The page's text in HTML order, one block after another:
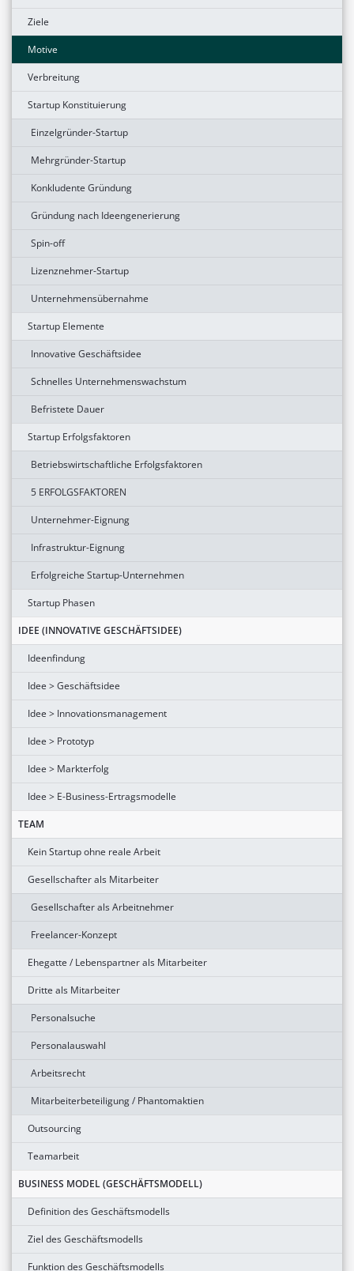
Ziele
Motive
Verbreitung
Startup Konstituierung
Einzelgründer-Startup
Mehrgründer-Startup
Konkludente Gründung
Gründung nach Ideengenerierung
Spin-off
Lizenznehmer-Startup
Unternehmensübernahme
Startup Elemente
Innovative Geschäftsidee
Schnelles Unternehmenswachstum
Befristete Dauer
Startup Erfolgsfaktoren
Betriebswirtschaftliche Erfolgsfaktoren
5 ERFOLGSFAKTOREN
Unternehmer-Eignung
Infrastruktur-Eignung
Erfolgreiche Startup-Unternehmen
Startup Phasen
IDEE (INNOVATIVE GESCHÄFTSIDEE)
Ideenfindung
Idee > Geschäftsidee
Idee > Innovationsmanagement
Idee > Prototyp
Idee > Markterfolg
Idee > E-Business-Ertragsmodelle
TEAM
Kein Startup ohne reale Arbeit
Gesellschafter als Mitarbeiter
Gesellschafter als Arbeitnehmer
Freelancer-Konzept
Ehegatte / Lebenspartner als Mitarbeiter
Dritte als Mitarbeiter
Personalsuche
Personalauswahl
Arbeitsrecht
Mitarbeiterbeteiligung / Phantomaktien
Outsourcing
Teamarbeit
BUSINESS MODEL (GESCHÄFTSMODELL)
Definition des Geschäftsmodells
Ziel des Geschäftsmodells
Funktion des Geschäftsmodells